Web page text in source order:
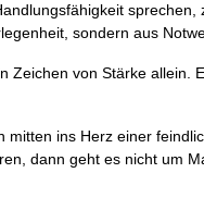
sondern aus
Zeichen von Stärke allein.
ins Herz einer
dann geht es nicht um